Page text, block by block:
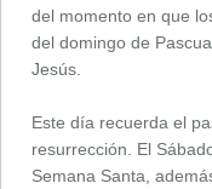
del momento en que
del domingo de
Jesús.
Este día recuerda el
resurrección. El
Semana Santa,